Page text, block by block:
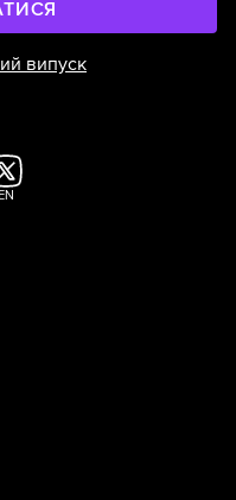
випуск
EN